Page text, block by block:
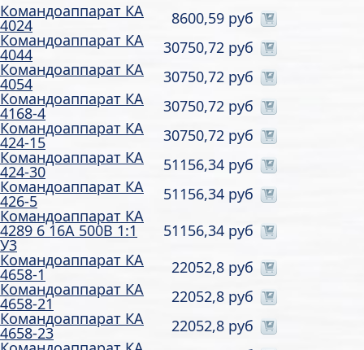
Командоаппарат КА
4024
8600,59 руб
Командоаппарат КА
4044
30750,72 руб
Командоаппарат КА
4054
30750,72 руб
Командоаппарат КА
4168-4
30750,72 руб
Командоаппарат КА
424-15
30750,72 руб
Командоаппарат КА
424-30
51156,34 руб
Командоаппарат КА
426-5
51156,34 руб
Командоаппарат КА
4289 6 16А 500В 1:1
У3
51156,34 руб
Командоаппарат КА
4658-1
22052,8 руб
Командоаппарат КА
4658-21
22052,8 руб
Командоаппарат КА
4658-23
22052,8 руб